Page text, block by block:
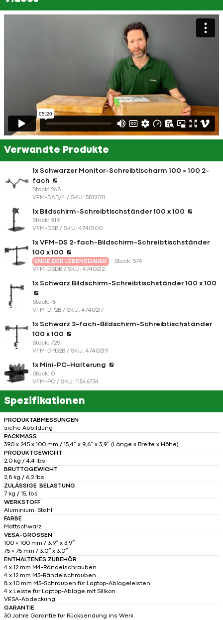
Verwandte Produkte
1x Schwarzer Monitor-Schreibtischarm 100 × 100 2-
fach
Stock: 268
VFM-DAD/4 / SKU: 5812011
1x Bildschirm-Schreibtischständer 100 x 100
Stock: 919
VFM-DSB / SKU: 4740100
1x VFM-DS 2-fach-Bildschirm-Schreibtischständer
100 x 100
ENDE DER LEBENSDAUER
Stock: 574
VFM-DSDB / SKU: 4740212
1x Schwarz Bildschirm-Schreibtischständer 100 x 100
Stock: 15
VFM-DP2B / SKU: 4740217
1x Schwarz 2-fach-Bildschirm-Schreibtischständer
100 x 100
Stock: 729
VFM-DPD2B / SKU: 4740219
1x Mini-PC-Halterung
Stock: 0
VFM-PC / SKU: 11546734
Spezifikationen
PRODUKTABMESSUNGEN
siehe Abbildung
PACKMASS
390 x 245 x 100 mm / 15,4″ x 9,6″ x 3,9″ (Länge x Breite x Höhe)
PRODUKTGEWICHT
2,0 kg / 4,4 lbs
BRUTTOGEWICHT
2,8 kg / 6,2 lbs
ZULÄSSIGE BELASTUNG
7 kg / 15, lbs
WERKSTOFF
Aluminium, Stahl
FARBE
Mattschwarz
VESA-GRÖSSEN
100 × 100 mm / 3,9″ x 3,9″
75 × 75 mm / 3,0″ x 3,0″
ENTHALTENES ZUBEHÖR
4 x 12 mm M4-Rändelschrauben
4 x 12 mm M5-Rändelschrauben
8 x 10 mm M5-Schrauben für Laptop-Ablageleisten
4 x Leiste für Laptop-Ablage mit Silikon
VESA-Abdeckung
GARANTIE
30 Jahre Garantie für Rücksendung ins Werk